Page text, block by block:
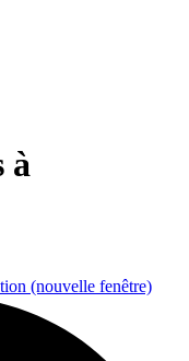
à
(nouvelle fenêtre)